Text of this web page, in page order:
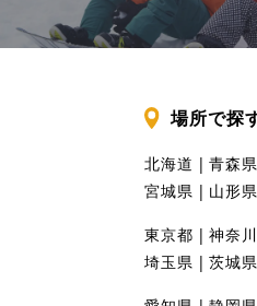
場所で探
北海道 青森県
宮城県
山形県
東京都 神奈
埼玉県
茨城県